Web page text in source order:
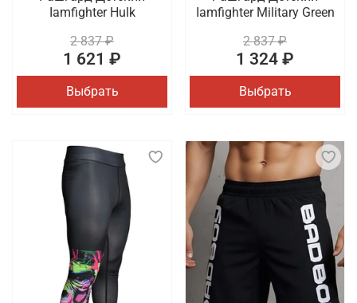
Iamfighter Hulk
2 837 ₽
1 621 ₽
Выбрать
Iamfighter Military Green
2 837 ₽
1 324 ₽
Выбрать